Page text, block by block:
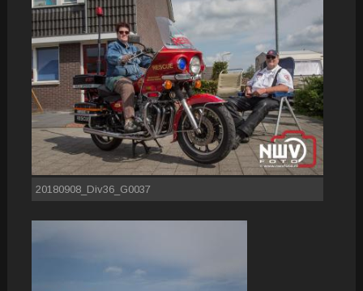
20180908_Div36_G0037